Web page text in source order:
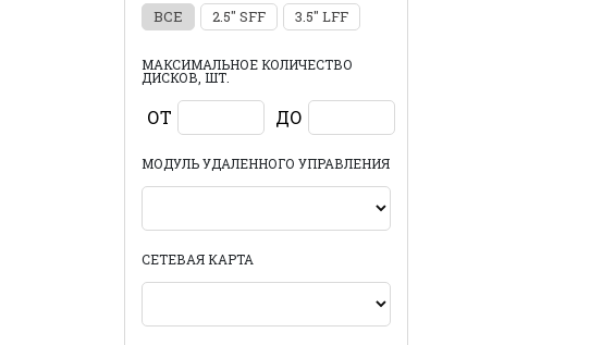
ВСЕ 2.5" SFF 3.5" LFF
МАКСИМАЛЬНОЕ КОЛИЧЕСТВО
ДИСКОВ, ШТ.
ОТ ДО
МОДУЛЬ УДАЛЕННОГО УПРАВЛЕНИЯ
СЕТЕВАЯ КАРТА